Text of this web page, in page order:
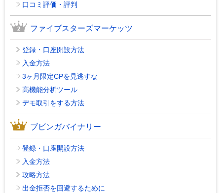
口コミ評価・評判
ファイブスターズマーケッツ
登録・口座開設方法
入金方法
3ヶ月限定CPを見逃すな
高機能分析ツール
デモ取引をする方法
ブビンガバイナリー
登録・口座開設方法
入金方法
攻略方法
出金拒否を回避するために